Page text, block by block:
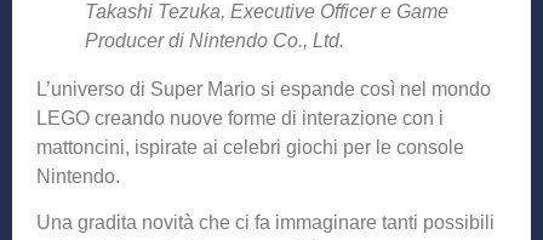
Takashi Tezuka, Executive Officer e Game
Producer di Nintendo Co., Ltd.
L’universo di Super Mario si espande così nel mondo
LEGO creando nuove forme di interazione con i
mattoncini, ispirate ai celebri giochi per le console
Nintendo.
Una gradita novità che ci fa immaginare tanti possibili